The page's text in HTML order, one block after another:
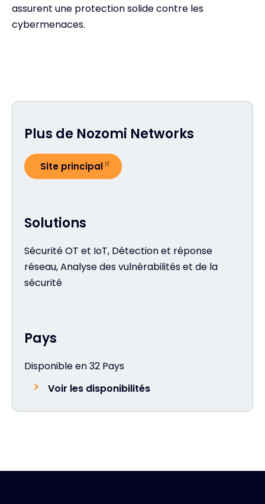
assurent une protection solide contre les
cybermenaces.
Pays
Disponible en 32 Pays
Voir les disponibilités
Solutions
Sécurité OT et IoT, Détection et réponse
réseau, Analyse des vulnérabilités et de la
sécurité
Plus de Nozomi Networks
Site principal